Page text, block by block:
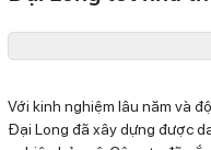
Với kinh nghiệm lâu năm và
Đại Long đã xây dựng được